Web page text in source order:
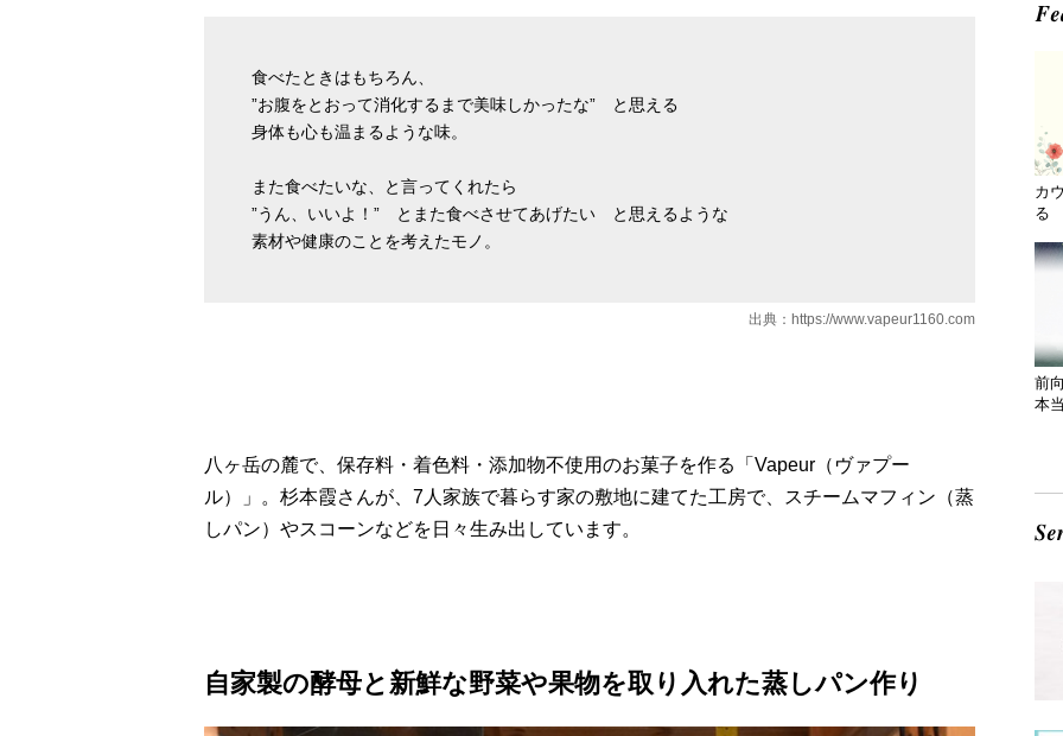
食べたときはもちろん、
”お腹をとおって消化するまで美味しかったな” と思える
身体も心も温まるような味。
また食べたいな、と言ってくれたら
”うん、いいよ！” とまた食べさせてあげたい と思えるような
素材や健康のことを考えたモノ。
出典： https://www.vapeur1160.com
八ヶ岳の麓で、保存料・着色料・添加物不使用のお菓子を作る「Vapeur（ヴァプー
ル）」。杉本霞さんが、7人家族で暮らす家の敷地に建てた工房で、スチームマフィン（蒸
しパン）やスコーンなどを日々生み出しています。
自家製の酵母と新鮮な野菜や果物を取り入れた蒸しパン作り
カ
る
前
本